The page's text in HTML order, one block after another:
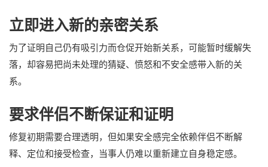
立即进入新的亲密关系
为了证明自己仍有吸引力而仓促开始新关系，可能暂时缓解失
落，却容易把尚未处理的猜疑、愤怒和不安全感带入新的关
系。
要求伴侣不断保证和证明
修复初期需要合理透明，但如果安全感完全依赖伴侣不断解
释、定位和接受检查，当事人仍难以重新建立自身稳定感。